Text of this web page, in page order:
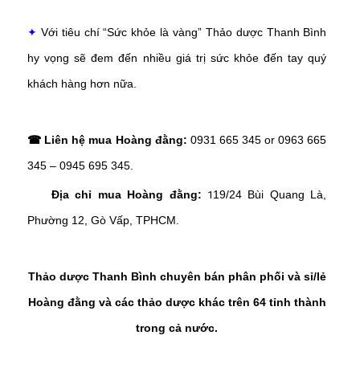
✦ Với tiêu chí “Sức khỏe là vàng” Thảo dược Thanh Bình
hy vọng sẽ đem đến nhiều giá trị sức khỏe đến tay quý
khách hàng hơn nữa.
☎ Liên hệ mua Hoàng đằng: 0931 665 345 or 0963 665
345 – 0945 695 345.
Địa chỉ mua Hoàng đằng: 1 19/24 Bùi Quang Là,
Phường 12, Gò Vấp, TPHCM.
Thảo dược Thanh Bình chuyên bán phân phối và sỉ/lẻ
Hoàng đằng và các thảo dược khác trên 64 tỉnh thành
trong cả nước.